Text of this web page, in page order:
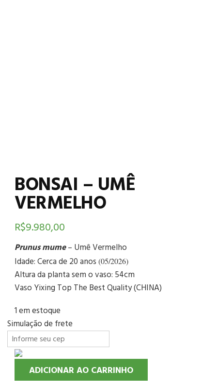
BONSAI – UMÊ
VERMELHO
R$9.980,00
Prunus mume– Umê Vermelho
Idade: Cerca de 20 anos (05/2026)
Altura da planta sem o vaso: 54cm
Vaso Yixing Top The Best Quality (CHINA)
1 em estoque
Simulação de frete
ADICIONAR AO CARRINHO